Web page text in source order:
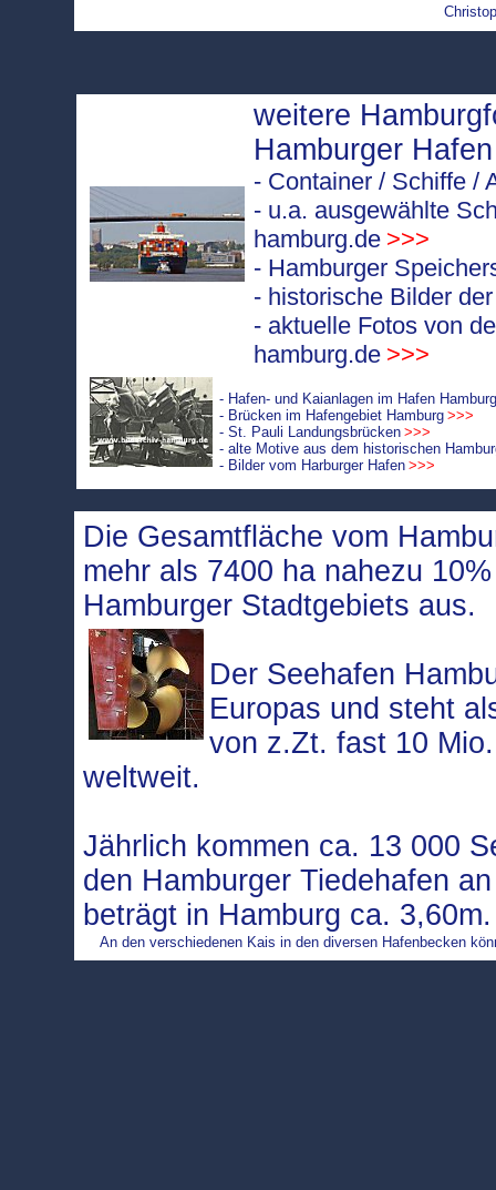
weitere
Hamburger Hafen
- Container / Schiffe /
- u.a. ausgewählte
hamburg.de >>>
- Hamburger
- historische Bilder
- aktuelle Fotos von
hamburg.de >>>
- Hafen- und Kaianlagen im Hafen
- Brücken im Hafengebiet Hamburg >>>
- St. Pauli Landungsbrücken >>>
- alte Motive aus dem historischen
- Bilder vom Harburger Hafen >>>
Die Gesamtfläche vom
mehr als 7400 ha nahezu
Hamburger Stadtgebiets aus.
Der Seehafen
Europas und steht
von z.Zt. fast 10
weltweit.
Jährlich kommen ca. 13 000
den Hamburger Tiedehafen
beträgt in Hamburg ca.
An den verschiedenen Kais in den diversen Hafenbecken